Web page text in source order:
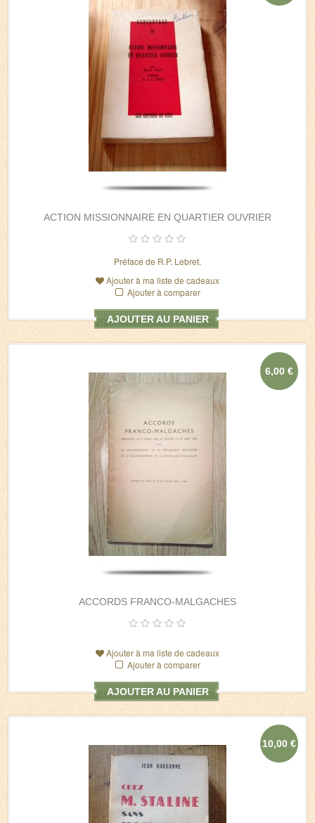
ACTION MISSIONNAIRE EN QUARTIER OUVRIER
Préface de R.P. Lebret.
Ajouter à ma liste de cadeaux
Ajouter à comparer
AJOUTER AU PANIER
ACCORDS FRANCO-MALGACHES
6,00 €
Ajouter à ma liste de cadeaux
Ajouter à comparer
AJOUTER AU PANIER
10,00 €